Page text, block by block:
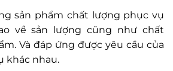
sản phẩm chất lượng phục vụ
về sản lượng cũng như chất
Và đáp ứng được yêu cầu của
khác nhau.